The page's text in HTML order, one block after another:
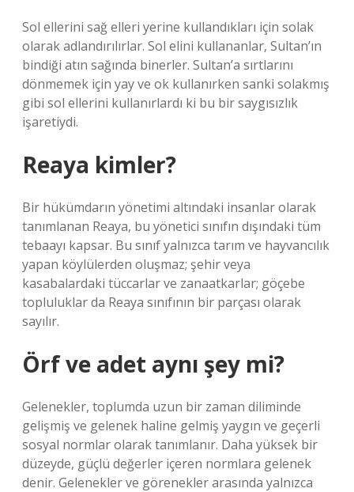
Sol ellerini sağ elleri yerine kullandıkları için solak
olarak adlandırılırlar. Sol elini kullananlar, Sultan’ın
bindiği atın sağında binerler. Sultan’a sırtlarını
dönmemek için yay ve ok kullanırken sanki solakmış
gibi sol ellerini kullanırlardı ki bu bir saygısızlık
işaretiydi.
Reaya kimler?
Bir hükümdarın yönetimi altındaki insanlar olarak
tanımlanan Reaya, bu yönetici sınıfın dışındaki tüm
tebaayı kapsar. Bu sınıf yalnızca tarım ve hayvancılık
yapan köylülerden oluşmaz; şehir veya
kasabalardaki tüccarlar ve zanaatkarlar; göçebe
topluluklar da Reaya sınıfının bir parçası olarak
sayılır.
Örf ve adet aynı şey mi?
Gelenekler, toplumda uzun bir zaman diliminde
gelişmiş ve gelenek haline gelmiş yaygın ve geçerli
sosyal normlar olarak tanımlanır. Daha yüksek bir
düzeyde, güçlü değerler içeren normlara gelenek
denir. Gelenekler ve görenekler arasında yalnızca